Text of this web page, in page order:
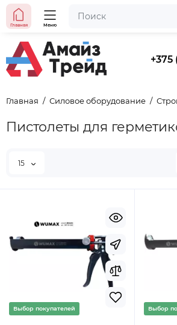
+375
Главная Меню
Главная Силовое оборудование
Выбор покупателей
5.50BYN
Уточнить цену
Пистолеты для
15
Выбор покупателей Выбор